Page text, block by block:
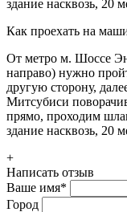
здание насквозь, 20
Как проехать на
От метро м. Шоссе
направо) нужно
другую сторону,
Митсубиси
прямо, проходим
здание насквозь, 20
+
Написать отзыв
Ваше имя*
Город